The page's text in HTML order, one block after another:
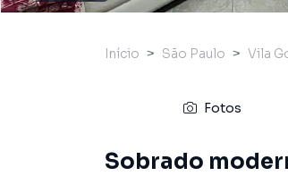
Início São Paulo Vila
Fotos
Sobrado